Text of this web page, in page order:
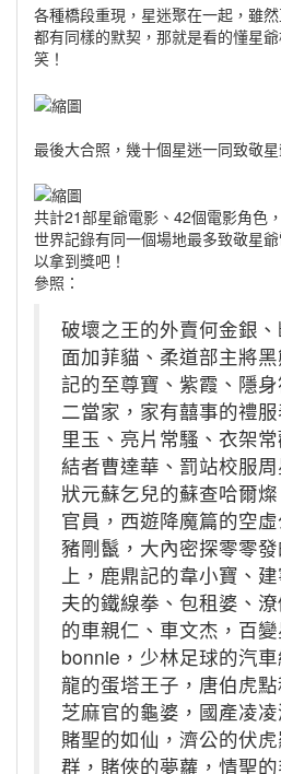
各種橋段重現，星迷聚在一起，雖
都有同樣的默契，那就是看的懂星
笑！
最後大合照，幾十個星迷一同致敬星
共計21部星爺電影、42個電影角色
世界記錄有同一個場地最多致敬星
以拿到獎吧！
參照：
破壞之王的外賣何金銀
面加菲貓、柔道部主將
記的至尊寶、紫霞、隱
二當家，家有囍事的禮
里玉、亮片常騷、衣架
結者曹達華、罰站校服
狀元蘇乞兒的蘇查哈爾
官員，西遊降魔篇的空
豬剛鬣，大內密探零零
上，鹿鼎記的韋小寶、
夫的鐵線拳、包租婆、
的車親仁、車文杰，百變
bonnie，少林足球的汽
龍的蛋塔王子，唐伯虎
芝麻官的龜婆，國產凌
賭聖的如仙，濟公的伏
群，賭俠的夢蘿，情聖的